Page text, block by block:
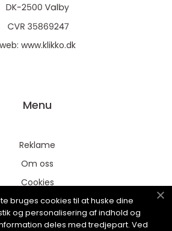
web: www.klikko.dk
Menu
Reklame
Om oss
Cookies
Kontakt Oss
Sitemap
bruges cookies til at huske dine
og personalisering af indhold og
deles med tredjepart. Ved